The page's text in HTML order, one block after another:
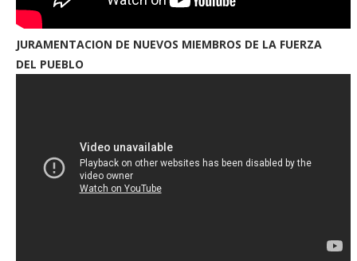
JURAMENTACION DE NUEVOS MIEMBROS DE LA FUERZA
DEL PUEBLO